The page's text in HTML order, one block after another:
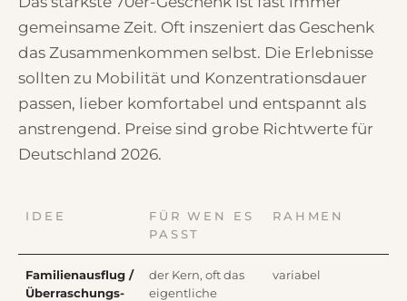
gemeinsame Zeit. Oft inszeniert das Geschenk
das Zusammenkommen selbst. Die Erlebnisse
sollten zu Mobilität und Konzentrationsdauer
passen, lieber komfortabel und entspannt als
anstrengend. Preise sind grobe Richtwerte für
Deutschland 2026.
IDEE
FÜR WEN ES
PASST
RAHMEN
Familienausflug /
Überraschungs-
der Kern, oft das
eigentliche
variabel